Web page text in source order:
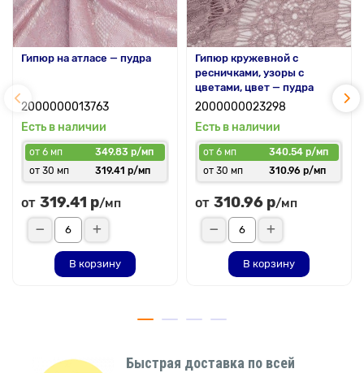
Гипюр на атласе — пудра
2000000013763
Есть в наличии
от 6 мп
349.83 р/мп
от 30 мп
319.41 р/мп
от 319.41 р/мп
В корзину
Гипюр кружевной с
ресничками, узоры с
цветами, цвет — пудра
2000000023298
Есть в наличии
от 6 мп
340.54 р/мп
от 30 мп
310.96 р/мп
от 310.96 р/мп
В корзину
Быстрая доставка по всей